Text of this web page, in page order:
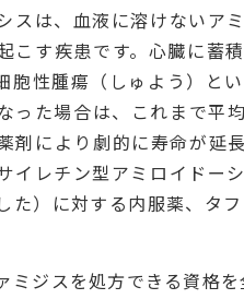
スは、血液に溶けないア
こす疾患です。心臓に蓄
胞性腫瘍（しゅよう）と
った場合は、これまで平
剤により劇的に寿命が延
イレチン型アミロイドー
た）に対する内服薬、タ
ミジスを処方できる資格